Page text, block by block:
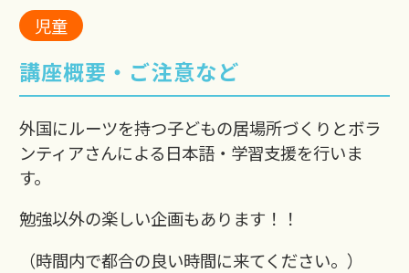
児童
講座概要・ご注意など
外国にルーツを持つ子どもの居場所づくりとボラ
ンティアさんによる日本語・学習支援を行いま
す。
勉強以外の楽しい企画もあります！！
（時間内で都合の良い時間に来てください。）